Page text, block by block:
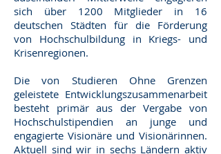
sich über 1200 Mitglieder in 16
deutschen Städten für die Förderung
von Hochschulbildung in Kriegs- und
Krisenregionen.
Die von Studieren Ohne Grenzen
geleistete Entwicklungszusammenarbeit
besteht primär aus der Vergabe von
Hochschulstipendien an junge und
engagierte Visionäre und Visionärinnen.
Aktuell sind wir in sechs Ländern aktiv